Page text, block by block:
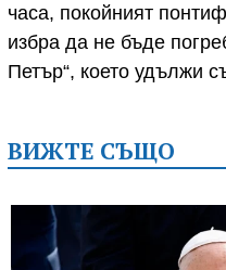
часа, покойният
избра да не бъде
Петър“, което удължи
ВИЖТЕ СЪЩО